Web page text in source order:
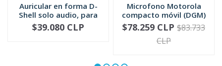
Auricular en forma D-
Shell solo audio, para
mic...
+
$39.080 CLP
Microfono Motorola
compacto móvil (DGM)
RMN5052
+
-
$78.259 CLP $83.733
CLP